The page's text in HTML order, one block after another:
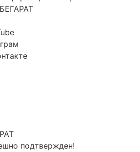
подтвержден!